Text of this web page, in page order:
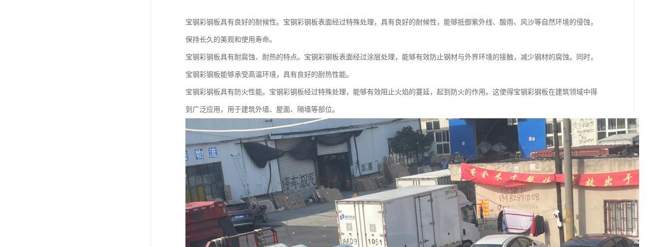
宝钢彩钢板具有良好的耐候性。宝钢彩钢板表面经过特殊处理，具有良好的耐候性，能够抵御紫外线、酸雨、风沙等自然环境的侵蚀，
保持长久的美观和使用寿命。
宝钢彩钢板具有耐腐蚀、耐热的特点。宝钢彩钢板表面经过涂层处理，能够有效防止钢材与外界环境的接触，减少钢材的腐蚀。同时，
宝钢彩钢板能够承受高温环境，具有良好的耐热性能。
宝钢彩钢板具有防火性能。宝钢彩钢板经过特殊处理，能够有效阻止火焰的蔓延，起到防火的作用。这使得宝钢彩钢板在建筑领域中得
到广泛应用，用于建筑外墙、屋面、隔墙等部位。